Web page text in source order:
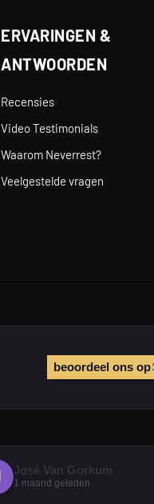
ERVARINGEN &
ANTWOORDEN
Recensies
Video Testimonials
Waarom Neverrest?
Veelgestelde vragen
beoordeel ons op
José Van Gorkum
1 maand geleden